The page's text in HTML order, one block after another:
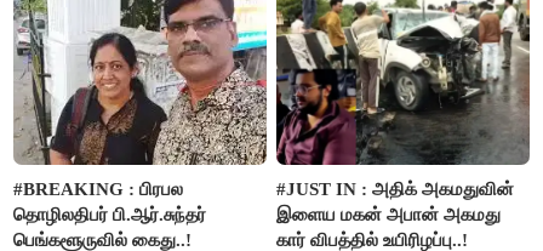
#BREAKING : பிரபல
தொழிலதிபர் பி.ஆர்.சுந்தர்
பெங்களூருவில் கைது..!
#JUST IN : அதிக் அகமதுவின்
இளைய மகன் அபான் அகமது
கார் விபத்தில் உயிரிழப்பு..!